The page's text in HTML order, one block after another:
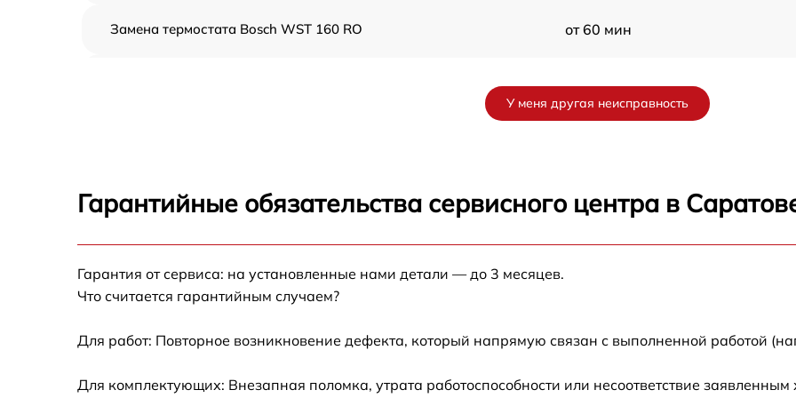
Замена термостата Bosch WST 160 RO от 60 мин
Замена прокладки Bosch WST 160 RO
RO
160 RO
У меня другая неисправность
Гарантийные обязательства сервисного центра в
Гарантия от сервиса: на установленные нами детали — до 3 месяцев.
Что считается гарантийным случаем?
Для работ: Повторное возникновение дефекта, который напрямую связан с выполненной работой
Для комплектующих: Внезапная поломка, утрата работоспособности или несоответствие